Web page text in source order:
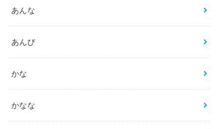
あんな
あんび
かな
かなな